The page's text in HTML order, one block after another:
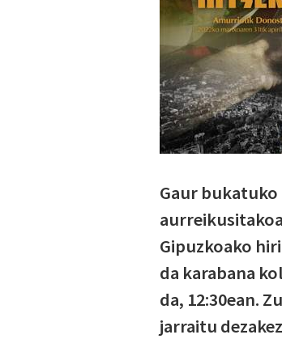
Gaur
Gipuzkoako
da karabana
da, 12:30ean.
jarraitu